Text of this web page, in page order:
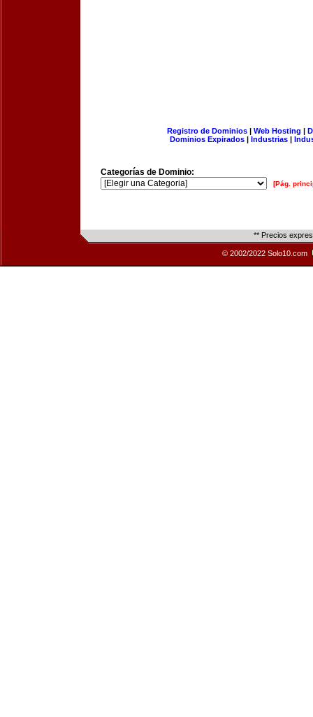
Registro de Dominios| Web Hosting |
Dominios Expirados | Industrias |
Categorías de Dominio:
[Pág.
** Precios
© 2002/2022 Solo10.com